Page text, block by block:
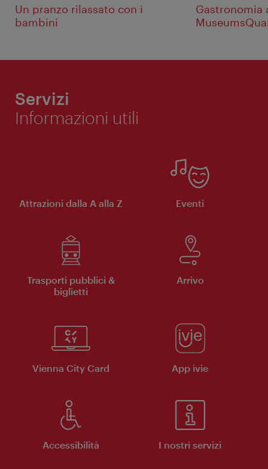
Un pranzo rilassato con i
bambini
Gastronomia
Servizi
Informazioni utili
Attrazioni dalla A alla Z Eventi
Trasporti pubblici &
biglietti
Arrivo
Vienna City Card App ivie
Accessibilità I nostri servizi